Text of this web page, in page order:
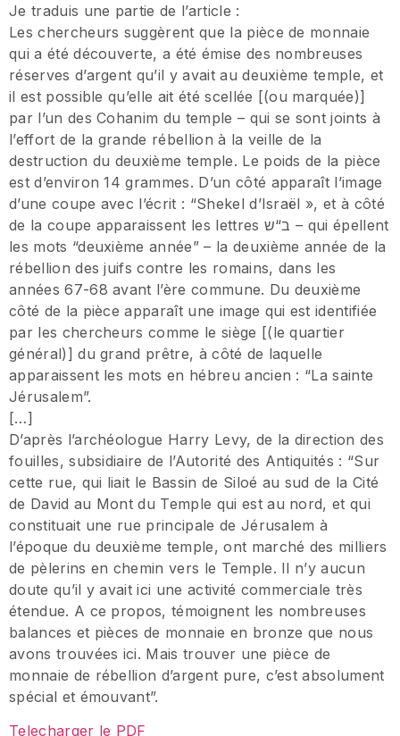
Je traduis une partie de l’article :
Les chercheurs suggèrent que la pièce de monnaie
qui a été découverte, a été émise des nombreuses
réserves d’argent qu’il y avait au deuxième temple, et
il est possible qu’elle ait été scellée [(ou marquée)]
par l’un des Cohanim du temple – qui se sont joints à
l’effort de la grande rébellion à la veille de la
destruction du deuxième temple. Le poids de la pièce
est d’environ 14 grammes. D’un côté apparaît l’image
d’une coupe avec l’écrit : “Shekel d’Israël », et à côté
de la coupe apparaissent les lettres ב“ש – qui épellent
les mots “deuxième année” – la deuxième année de la
rébellion des juifs contre les romains, dans les
années 67-68 avant l’ère commune. Du deuxième
côté de la pièce apparaît une image qui est identifiée
par les chercheurs comme le siège [(le quartier
général)] du grand prêtre, à côté de laquelle
apparaissent les mots en hébreu ancien : “La sainte
Jérusalem”.
[…]
D’après l’archéologue Harry Levy, de la direction des
fouilles, subsidiaire de l’Autorité des Antiquités : “Sur
cette rue, qui liait le Bassin de Siloé au sud de la Cité
de David au Mont du Temple qui est au nord, et qui
constituait une rue principale de Jérusalem à
l’époque du deuxième temple, ont marché des milliers
de pèlerins en chemin vers le Temple. Il n’y aucun
doute qu’il y avait ici une activité commerciale très
étendue. A ce propos, témoignent les nombreuses
balances et pièces de monnaie en bronze que nous
avons trouvées ici. Mais trouver une pièce de
monnaie de rébellion d’argent pure, c’est absolument
spécial et émouvant”.
Telecharger le PDF